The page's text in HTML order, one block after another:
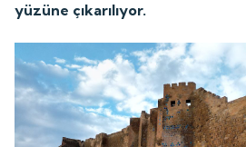
yüzüne çıkarılıyor.